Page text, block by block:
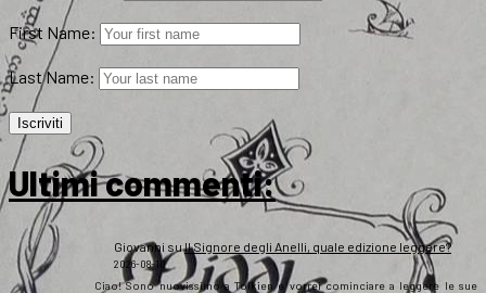
First Name:
Last Name:
Ultimi commenti:
Giovanni suIl Signore degli Anelli, quale edizione leggere?
2026-08-10
Ciao! Sono nuovissimo a Tolkien e vorrei cominciare a leggere le sue